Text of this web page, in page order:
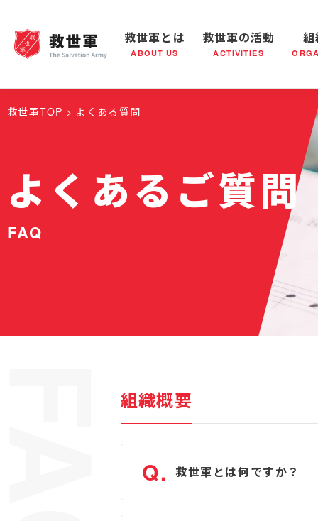
救世軍とは
ABOUT US
救世軍とは 世界が抱えている社会問題 救世軍
救世軍の活動
ACTIVITIES
救世軍の活動 社会鍋
組織概要
救世軍TOP よくある質問
よくあるご質問
FAQ
組織概要
Q. 救世軍とは何ですか？